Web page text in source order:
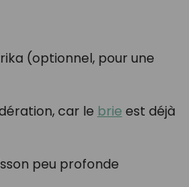
(optionnel, pour une
car le brie est déjà
peu profonde